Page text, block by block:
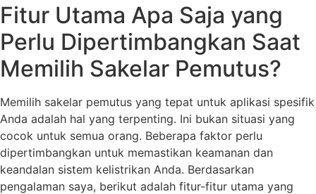
Fitur Utama Apa Saja yang
Perlu Dipertimbangkan Saat
Memilih Sakelar Pemutus?
Memilih sakelar pemutus yang tepat untuk aplikasi spesifik
Anda adalah hal yang terpenting. Ini bukan situasi yang
cocok untuk semua orang. Beberapa faktor perlu
dipertimbangkan untuk memastikan keamanan dan
keandalan sistem kelistrikan Anda. Berdasarkan
pengalaman saya, berikut adalah fitur-fitur utama yang